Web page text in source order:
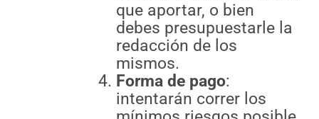
que aportar, o bien
debes presupuestarle la
redacción de los
mismos.
Forma de pago:
intentarán correr los